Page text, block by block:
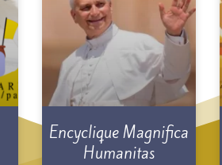
Encyclique Magnifica
Humanitas